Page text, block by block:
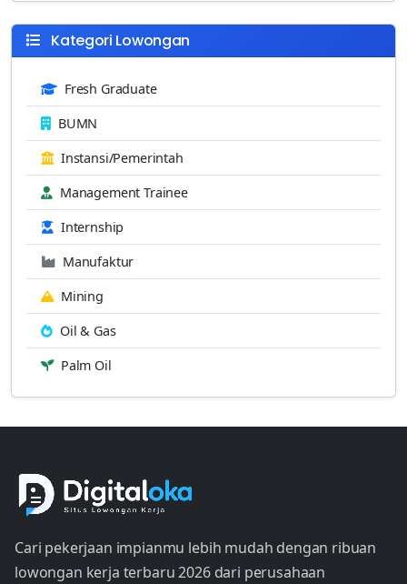
Kategori Lowongan
Fresh Graduate
BUMN
Instansi/Pemerintah
Management Trainee
Internship
Manufaktur
Mining
Oil & Gas
Palm Oil
Cari pekerjaan impianmu lebih mudah dengan ribuan
lowongan kerja terbaru 2026 dari perusahaan